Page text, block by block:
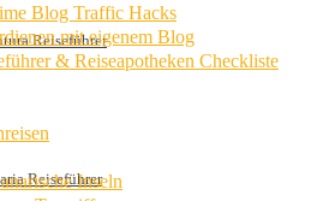
Reiseführer
Reiseführer
Blog Traffic Hacks
mit eigenem Blog
& Reiseapotheken Checkliste
Inseln